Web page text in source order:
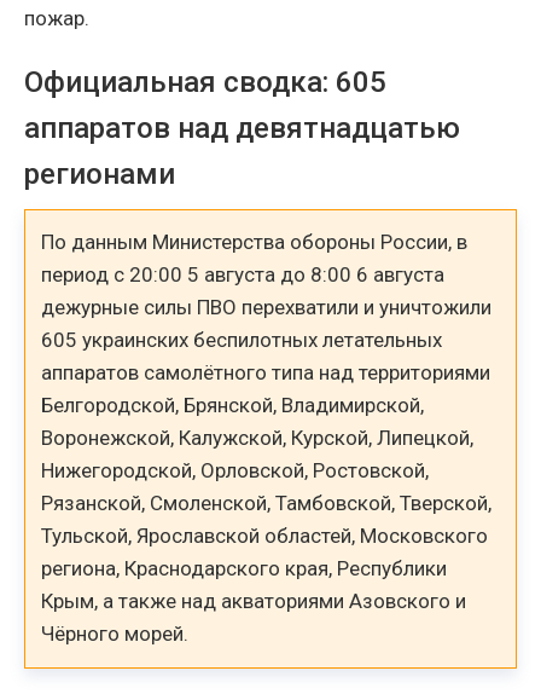
пожар.
Официальная сводка: 605
аппаратов над девятнадцатью
регионами
По данным Министерства обороны России, в
период с 20:00 5 августа до 8:00 6 августа
дежурные силы ПВО перехватили и уничтожили
605 украинских беспилотных летательных
аппаратов самолётного типа над территориями
Белгородской, Брянской, Владимирской,
Воронежской, Калужской, Курской, Липецкой,
Нижегородской, Орловской, Ростовской,
Рязанской, Смоленской, Тамбовской, Тверской,
Тульской, Ярославской областей, Московского
региона, Краснодарского края, Республики
Крым, а также над акваториями Азовского и
Чёрного морей.